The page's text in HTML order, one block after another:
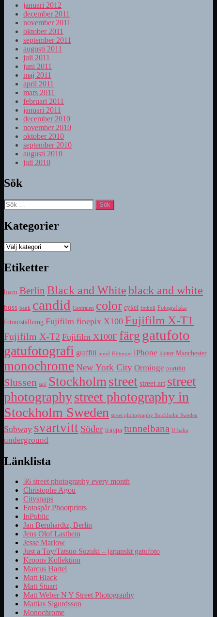
januari 2012
december 2011
november 2011
oktober 2011
september 2011
augusti 2011
juli 2011
juni 2011
maj 2011
april 2011
mars 2011
februari 2011
januari 2011
december 2010
november 2010
oktober 2010
september 2010
augusti 2010
juli 2010
Sök
Sök
efter:
Kategorier
Kategorier
Etiketter
barn Berlin Black and Whiteblack and white
buss bänk candid Centralen color cykel fotboll Fotografiska
fotoutställning Fujifilm finepix X100 Fujifilm X-T1
Fujifilm X-T2 Fujifilm X100F färg gatufoto
gatufotografi graffiti hund Hötorget iPhone klotter Manchester
monochrome New York City Orminge porträtt
Slussen snö Stockholm street street art street
photographystreet photography in
Stockholm Sweden street photography Stockholm Sweden
Subway svartvitt Söder trappa tunnelbana U-bahn
underground
Länklista
36 street photography every month
Christophe Agou
Citysnaps
Fotospår Phootprints
InPublic
Jan Bernhardtz, Berlin
Jens Olof Lasthein
Jesse Marlow
Just a Toy/Tatsuo Suzuki – japanskt gatufoto
Kroons Kollektion
Marcus Hartel
Matt Black
Matt Stuart
Matt Weber N Y Street Photography
Mattias Sigurdsson
Monochrome